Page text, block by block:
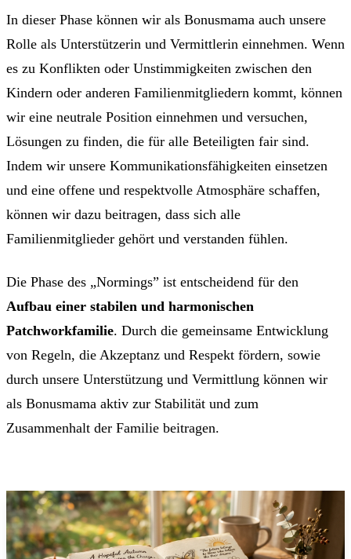
In dieser Phase können wir als Bonusmama auch unsere
Rolle als Unterstützerin und Vermittlerin einnehmen. Wenn
es zu Konflikten oder Unstimmigkeiten zwischen den
Kindern oder anderen Familienmitgliedern kommt, können
wir eine neutrale Position einnehmen und versuchen,
Lösungen zu finden, die für alle Beteiligten fair sind.
Indem wir unsere Kommunikationsfähigkeiten einsetzen
und eine offene und respektvolle Atmosphäre schaffen,
können wir dazu beitragen, dass sich alle
Familienmitglieder gehört und verstanden fühlen.
Die Phase des „Normings” ist entscheidend für den
Aufbau einer stabilen und harmonischen
Patchworkfamilie. Durch die gemeinsame Entwicklung
von Regeln, die Akzeptanz und Respekt fördern, sowie
durch unsere Unterstützung und Vermittlung können wir
als Bonusmama aktiv zur Stabilität und zum
Zusammenhalt der Familie beitragen.